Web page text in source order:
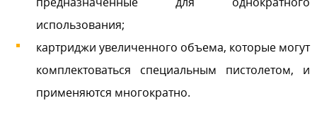
использования;
картриджи увеличенного объема, которые могут
комплектоваться специальным пистолетом, и
применяются многократно.